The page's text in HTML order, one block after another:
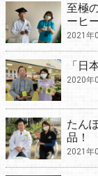
至極
ーヒ
2021年
「日
2020年
たん
品！
2021年